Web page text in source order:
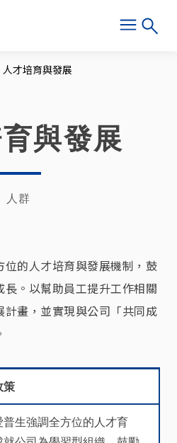
人才培育與發展
與發展
人群
的人才培育與發展機制，鼓
。以幫助員工提升工作相關
畫，並實現與公司「共同成
策
普生強調全方位的人才育